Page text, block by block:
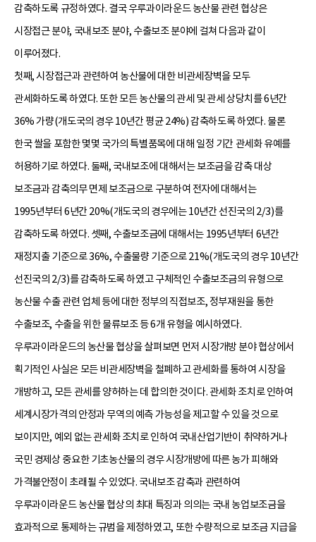
감축하도록 규정하였다. 결국 우루과이라운드 농산물 관련 협상은
시장접근 분야, 국내보조 분야, 수출보조 분야에 걸쳐 다음과 같이
이루어졌다.
첫째, 시장접근과 관련하여 농산물에 대한 비관세장벽을 모두
관세화하도록 하였다. 또한 모든 농산물의 관세 및 관세 상당치를 6년간
36% 가량(개도국의 경우 10년간 평균 24%) 감축하도록 하였다. 물론
한국 쌀을 포함한 몇몇 국가의 특별품목에 대해 일정 기간 관세화 유예를
허용하기로 하였다. 둘째, 국내보조에 대해서는 보조금을 감축 대상
보조금과 감축의무 면제 보조금으로 구분하여 전자에 대해서는
1995년부터 6년간 20%(개도국의 경우에는 10년간 선진국의 2/3)를
감축하도록 하였다. 셋째, 수출보조금에 대해서는 1995년부터 6년간
재정지출 기준으로 36%, 수출물량 기준으로 21%(개도국의 경우 10년간
선진국의 2/3)를 감축하도록 하였고 구체적인 수출보조금의 유형으로
농산물 수출 관련 업체 등에 대한 정부의 직접보조, 정부재원을 통한
수출보조, 수출을 위한 물류보조 등 6개 유형을 예시하였다.
우루과이라운드의 농산물 협상을 살펴보면 먼저 시장개방 분야 협상에서
획기적인 사실은 모든 비관세장벽을 철폐하고 관세화를 통하여 시장을
개방하고, 모든 관세를 양허하는 데 합의한 것이다. 관세화 조치로 인하여
세계시장가격의 안정과 무역의 예측 가능성을 제고할 수 있을 것으로
보이지만, 예외 없는 관세화 조치로 인하여 국내산업기반이 취약하거나
국민 경제상 중요한 기초농산물의 경우 시장개방에 따른 농가 피해와
가격불안정이 초래될 수 있었다. 국내보조 감축과 관련하여
우루과이라운드 농산물 협상의 최대 특징과 의의는 국내 농업보조금을
효과적으로 통제하는 규범을 제정하였고, 또한 수량적으로 보조금 지급을